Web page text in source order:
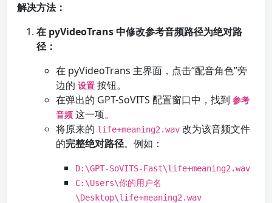
解决方法：
在 pyVideoTrans 中修改参考音频路径为绝对路
径：
在 pyVideoTrans 主界面，点击“配音角色”旁
边的 设置 按钮。
在弹出的 GPT-SoVITS 配置窗口中，找到 参考
音频 这一项。
将原来的 life+meaning2.wav 改为该音频文件
的完整绝对路径。例如：
D:\GPT-SoVITS-Fast\life+meaning2.wav
C:\Users\你的用户名
\Desktop\life+meaning2.wav